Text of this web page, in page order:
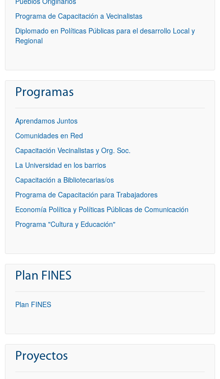
Programa de Capacitación a Vecinalistas
Diplomado en Políticas Públicas para el desarrollo Local y
Regional
Programas
Aprendamos Juntos
Comunidades en Red
Capacitación Vecinalistas y Org. Soc.
La Universidad en los barrios
Capacitación a Bibliotecarias/os
Programa de Capacitación para Trabajadores
Economía Política y Políticas Públicas de Comunicación
Programa "Cultura y Educación"
Plan FINES
Plan FINES
Proyectos